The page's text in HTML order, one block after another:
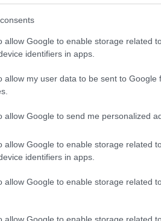
allow Google to enable storage related
identifiers in apps.
allow my user data to be sent to Google
allow Google to send me personalized
allow Google to enable storage related
identifiers in apps.
allow Google to enable storage related
Tünde
Csongor
Kun Attila
Bizottsága, Trafó, Budapesti
visz színpadra Jeremy
Gaps Lapse and
években végigjárta a brit
Davies Dance
berobbant volna a
jellemzi alkotásait.